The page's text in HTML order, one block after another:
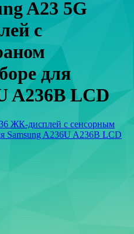
A23 5G
с
для
A236B LCD